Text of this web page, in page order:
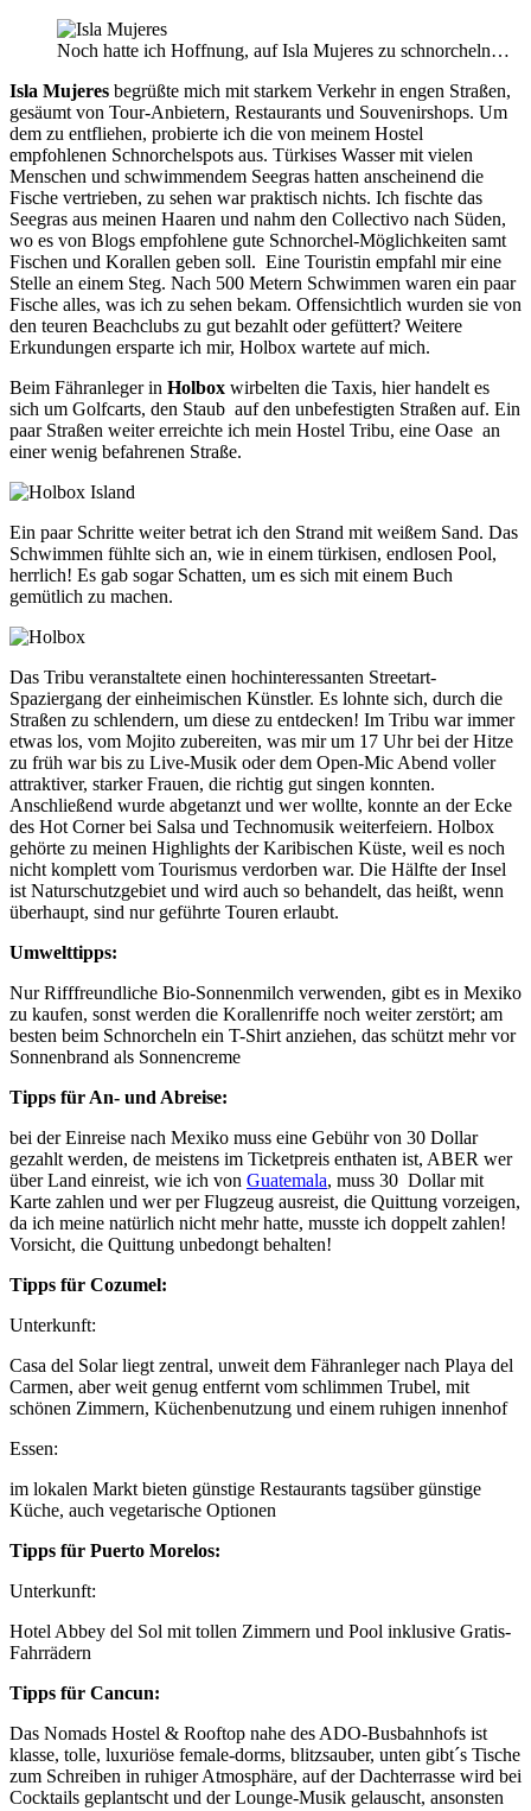
Noch hatte ich Hoffnung, auf Isla Mujeres zu schnorcheln…
Isla Mujeres begrüßte mich mit starkem Verkehr in engen Straßen,
gesäumt von Tour-Anbietern, Restaurants und Souvenirshops. Um
dem zu entfliehen, probierte ich die von meinem Hostel
empfohlenen Schnorchelspots aus. Türkises Wasser mit vielen
Menschen und schwimmendem Seegras hatten anscheinend die
Fische vertrieben, zu sehen war praktisch nichts. Ich fischte das
Seegras aus meinen Haaren und nahm den Collectivo nach Süden,
wo es von Blogs empfohlene gute Schnorchel-Möglichkeiten samt
Fischen und Korallen geben soll. Eine Touristin empfahl mir eine
Stelle an einem Steg. Nach 500 Metern Schwimmen waren ein paar
Fische alles, was ich zu sehen bekam. Offensichtlich wurden sie von
den teuren Beachclubs zu gut bezahlt oder gefüttert? Weitere
Erkundungen ersparte ich mir, Holbox wartete auf mich.
Beim Fähranleger in Holbox wirbelten die Taxis, hier handelt es
sich um Golfcarts, den Staub auf den unbefestigten Straßen auf. Ein
paar Straßen weiter erreichte ich mein Hostel Tribu, eine Oase an
einer wenig befahrenen Straße.
Ein paar Schritte weiter betrat ich den Strand mit weißem Sand. Das
Schwimmen fühlte sich an, wie in einem türkisen, endlosen Pool,
herrlich! Es gab sogar Schatten, um es sich mit einem Buch
gemütlich zu machen.
Das Tribu veranstaltete einen hochinteressanten Streetart-
Spaziergang der einheimischen Künstler. Es lohnte sich, durch die
Straßen zu schlendern, um diese zu entdecken! Im Tribu war immer
etwas los, vom Mojito zubereiten, was mir um 17 Uhr bei der Hitze
zu früh war bis zu Live-Musik oder dem Open-Mic Abend voller
attraktiver, starker Frauen, die richtig gut singen konnten.
Anschließend wurde abgetanzt und wer wollte, konnte an der Ecke
des Hot Corner bei Salsa und Technomusik weiterfeiern. Holbox
gehörte zu meinen Highlights der Karibischen Küste, weil es noch
nicht komplett vom Tourismus verdorben war. Die Hälfte der Insel
ist Naturschutzgebiet und wird auch so behandelt, das heißt, wenn
überhaupt, sind nur geführte Touren erlaubt.
Umwelttipps:
Nur Rifffreundliche Bio-Sonnenmilch verwenden, gibt es in Mexiko
zu kaufen, sonst werden die Korallenriffe noch weiter zerstört; am
besten beim Schnorcheln ein T-Shirt anziehen, das schützt mehr vor
Sonnenbrand als Sonnencreme
Tipps für An- und Abreise:
bei der Einreise nach Mexiko muss eine Gebühr von 30 Dollar
gezahlt werden, de meistens im Ticketpreis enthaten ist, ABER wer
über Land einreist, wie ich von Guatemala, muss 30 Dollar mit
Karte zahlen und wer per Flugzeug ausreist, die Quittung vorzeigen,
da ich meine natürlich nicht mehr hatte, musste ich doppelt zahlen!
Vorsicht, die Quittung unbedongt behalten!
Tipps für Cozumel:
Unterkunft:
Casa del Solar liegt zentral, unweit dem Fähranleger nach Playa del
Carmen, aber weit genug entfernt vom schlimmen Trubel, mit
schönen Zimmern, Küchenbenutzung und einem ruhigen innenhof
Essen:
im lokalen Markt bieten günstige Restaurants tagsüber günstige
Küche, auch vegetarische Optionen
Tipps für Puerto Morelos:
Unterkunft:
Hotel Abbey del Sol mit tollen Zimmern und Pool inklusive Gratis-
Fahrrädern
Tipps für Cancun:
Das Nomads Hostel & Rooftop nahe des ADO-Busbahnhofs ist
klasse, tolle, luxuriöse female-dorms, blitzsauber, unten gibt´s Tische
zum Schreiben in ruhiger Atmosphäre, auf der Dachterrasse wird bei
Cocktails geplantscht und der Lounge-Musik gelauscht, ansonsten